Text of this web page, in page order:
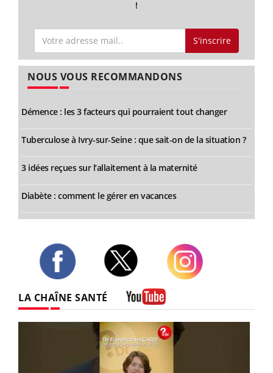
!
S'inscrire
NOUS VOUS RECOMMANDONS
Démence : les 3 facteurs qui pourraient tout changer
Tuberculose à Ivry-sur-Seine : que sait-on de la situation ?
3 idées reçues sur l’allaitement à la maternité
Diabète : comment le gérer en vacances
LA CHAÎNE SANTÉ